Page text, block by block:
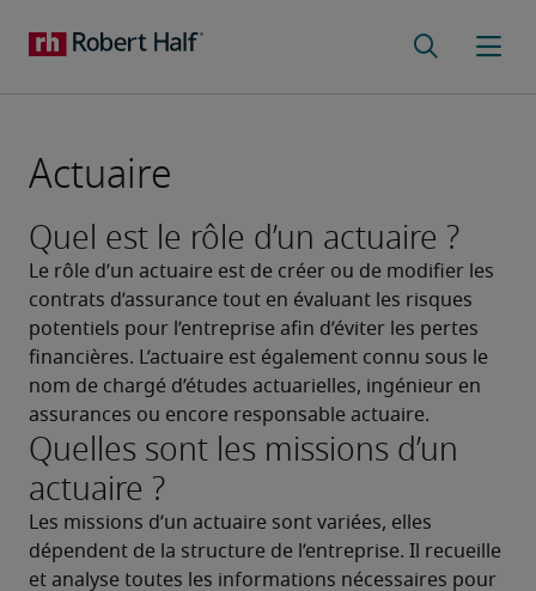
Actuaire
Quel est le rôle d’un actuaire ?
Le rôle d’un actuaire est de créer ou de modifier les
contrats d’assurance tout en évaluant les risques
potentiels pour l’entreprise afin d’éviter les pertes
financières. L’actuaire est également connu sous le
nom de chargé d’études actuarielles, ingénieur en
assurances ou encore responsable actuaire.
Quelles sont les missions d’un
actuaire ?
Les missions d’un actuaire sont variées, elles
dépendent de la structure de l’entreprise. Il recueille
et analyse toutes les informations nécessaires pour